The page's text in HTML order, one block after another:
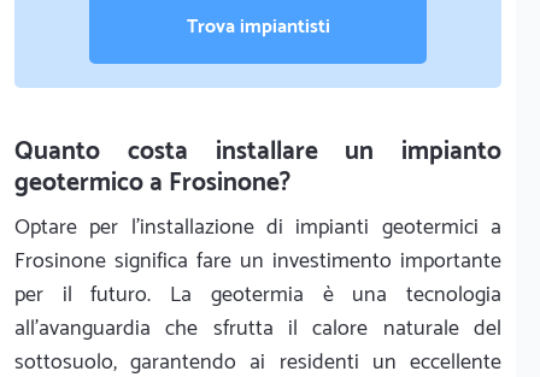
Trova impiantisti
Quanto costa installare un impianto
geotermico a Frosinone?
Optare per l'installazione di impianti geotermici a
Frosinone significa fare un investimento importante
per il futuro. La geotermia è una tecnologia
all'avanguardia che sfrutta il calore naturale del
sottosuolo, garantendo ai residenti un eccellente